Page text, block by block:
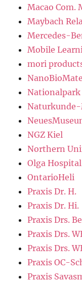
Macao Com.
Maybach
Mercedes-
Mobile
mori
Nationalpark
Naturkunde-
NGZ Kiel
Northern
Olga
OntarioHeli
Praxis Dr. H.
Praxis Dr. Hi.
Praxis Drs.
Praxis Drs.
Praxis Drs.
Praxis OC-
Praxis